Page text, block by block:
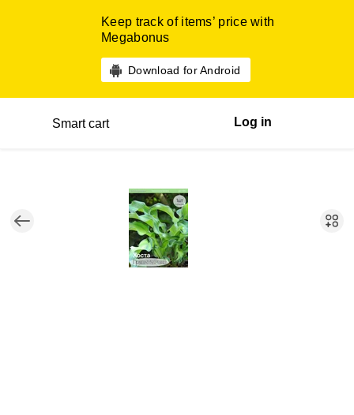
Keep track of items’ price with
Megabonus
Download for Android
Smart cart Log in